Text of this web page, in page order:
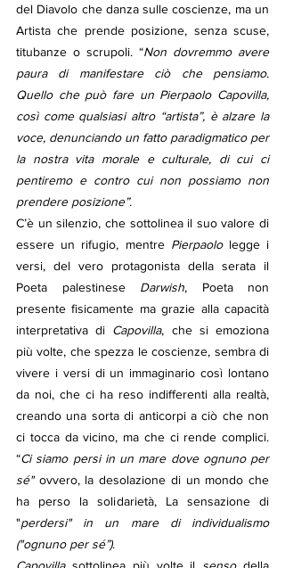
del Diavolo che danza sulle coscienze, ma un
Artista che prende posizione, senza scuse,
titubanze o scrupoli. “Non dovremmo avere
paura di manifestare ciò che pensiamo.
Quello che può fare un Pierpaolo Capovilla,
così come qualsiasi altro “artista”, è alzare la
voce, denunciando un fatto paradigmatico per
la nostra vita morale e culturale, di cui ci
pentiremo e contro cui non possiamo non
prendere posizione”.
C’è un silenzio, che sottolinea il suo valore di
essere un rifugio, mentre Pierpaolo legge i
versi, del vero protagonista della serata il
Poeta palestinese Darwish, Poeta non
presente fisicamente ma grazie alla capacità
interpretativa di Capovilla, che si emoziona
più volte, che spezza le coscienze, sembra di
vivere i versi di un immaginario così lontano
da noi, che ci ha reso indifferenti alla realtà,
creando una sorta di anticorpi a ciò che non
ci tocca da vicino, ma che ci rende complici.
“Ci siamo persi in un mare dove ognuno per
sé" ovvero, la desolazione di un mondo che
ha perso la solidarietà, La sensazione di
"perdersi" in un mare di individualismo
("ognuno per sé”).
Capovilla sottolinea più volte il senso della